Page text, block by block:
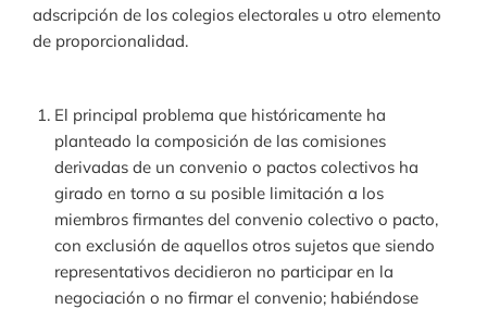
adscripción de los colegios electorales u otro elemento
de proporcionalidad.
El principal problema que históricamente ha
planteado la composición de las comisiones
derivadas de un convenio o pactos colectivos ha
girado en torno a su posible limitación a los
miembros firmantes del convenio colectivo o pacto,
con exclusión de aquellos otros sujetos que siendo
representativos decidieron no participar en la
negociación o no firmar el convenio; habiéndose